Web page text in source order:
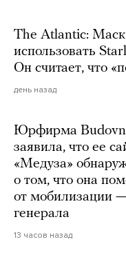
The Atlantic: Маск
использовать
Он считает, что
день назад
Юрфирма
заявила, что ее
«Медуза»
о том, что она
от мобилизации
генерала
13 часов назад